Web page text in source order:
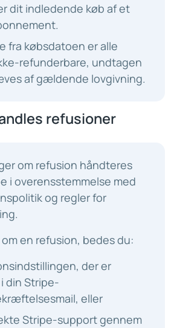
dit indledende køb af et
fra købsdatoen er alle
refunderbare, undtagen
af gældende lovgivning.
refusioner
om refusion håndteres
i overensstemmelse med
og regler for
en refusion, bedes du:
der er
din Stripe-
eller
Stripe-support gennem